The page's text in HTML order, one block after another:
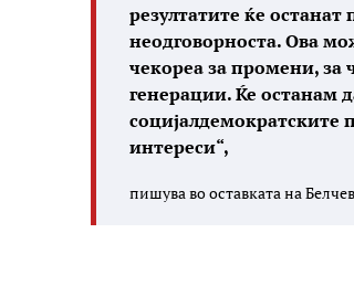
резултатите ќе
неодговорноста. Ова
чекореа за промени, за
генерации. Ќе останам
социјалдемократските
интереси“,
пишува во оставката на